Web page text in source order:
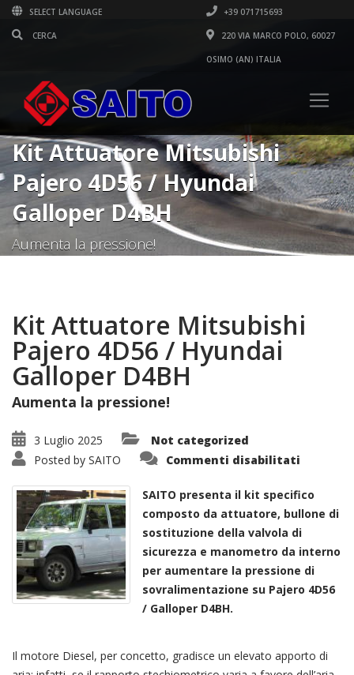
SELECT LANGUAGE +39 071715693
220 VIA MARCO POLO, 60027
OSIMO (AN) ITALIA
Kit Attuatore Mitsubishi
Pajero 4D56 / Hyundai
Galloper D4BH
Aumenta la pressione!
Kit Attuatore Mitsubishi
Pajero 4D56 / Hyundai
Galloper D4BH
Aumenta la pressione!
3 Luglio 2025
Not categorized
Posted by SAITO Commenti disabilitati
Pajero
4D56
/
Hyundai
Galloper
D4BH
SAITO presenta il kit specifico
composto da attuatore, bullone di
sostituzione della valvola di
sicurezza e manometro da interno
per aumentare la pressione di
sovralimentazione su Pajero 4D56
/ Galloper D4BH.
Il motore Diesel, per concetto, gradisce un elevato apporto di